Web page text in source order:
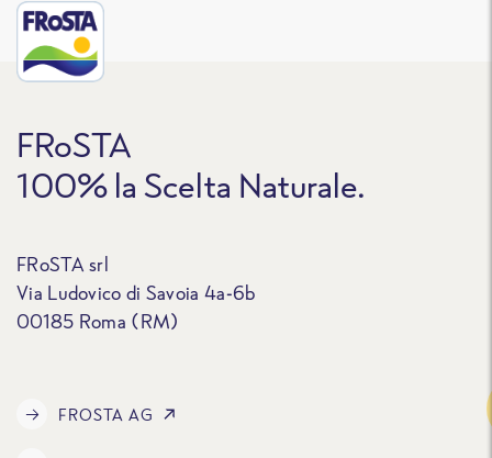
FRoSTA
100% la Scelta Naturale.
FRoSTA srl
Via Ludovico di Savoia 4a-6b
00185 Roma (RM)
FROSTA AG